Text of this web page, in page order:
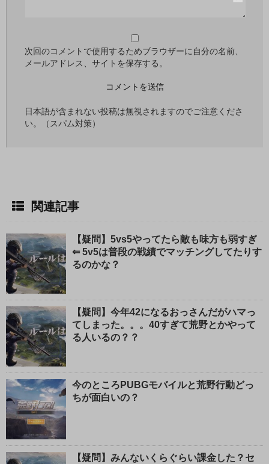
じ
次回のコメントで使用するためブラウザーに自分の名前、
メールアドレス、サイトを保存する。
日本語が含まれない投稿は無視されますのでご注意くださ
い。（スパム対策）
関連記事
【疑問】5vs5やってたら敵も味方も弱すぎ
⇐ 5v5は普段の戦績でマッチングしてたりす
るのかな？
【疑問】今年42になるおっさんだがハマっ
てしまった。。。40すぎて荒野とかやって
る人いるの？？
今のところPUBGモバイルと荒野行動どっ
ちが面白いの？
【疑問】みんないくらぐらい課金した？セ